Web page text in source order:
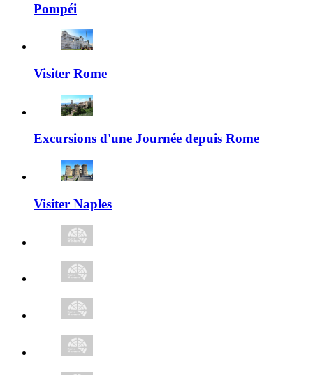
Pompéi
Visiter Rome
Excursions d'une Journée depuis Rome
Visiter Naples